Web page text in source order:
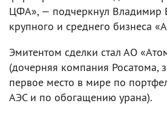
ЦФА», — подчеркнул Владимир
крупного и среднего бизнеса
Эмитентом сделки стал АО
(дочерняя компания Росатома,
первое место в мире по
АЭС и по обогащению урана).